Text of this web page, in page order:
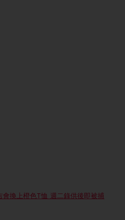
會換上橙色T恤 週二錄供後即被捕